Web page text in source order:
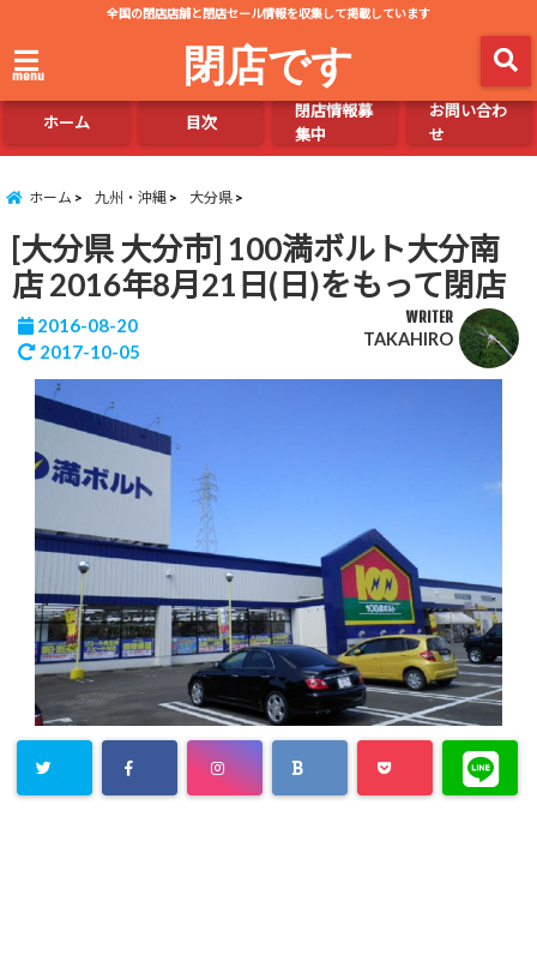
全国の閉店店舗と閉店セール情報を収集して掲載しています
menu 閉店です
ホーム 目次
閉店情報募
集中
お問い合わ
せ
ホーム 九州・沖縄 大分県
[大分県 大分市] 100満ボルト大分南
店 2016年8月21日(日)をもって閉店
2016-08-20
2017-10-05
WRITER
TAKAHIRO